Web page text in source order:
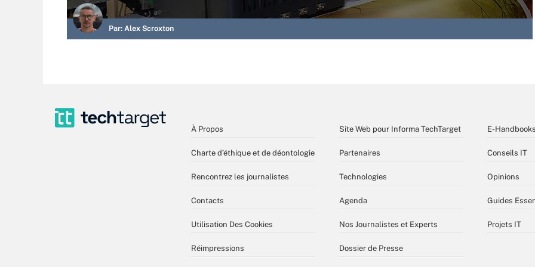
Par: Alex Scroxton
À Propos
Charte d’éthique et de déontologie
Rencontrez les journalistes
Contacts
Utilisation Des Cookies
Réimpressions
Site Web pour Informa TechTarget
Partenaires
Technologies
Agenda
Nos Journalistes et Experts
Dossier de Presse
E-Handbooks
Conseils IT
Opinions
Guides
Projets IT